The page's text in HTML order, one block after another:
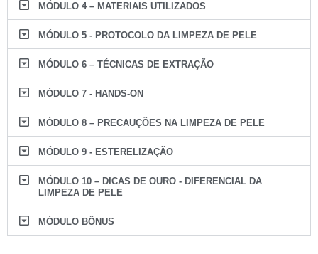
MÓDULO 4 – MATERIAIS UTILIZADOS
MÓDULO 5 - PROTOCOLO DA LIMPEZA DE PELE
MÓDULO 6 – TÉCNICAS DE EXTRAÇÃO
MÓDULO 7 - HANDS-ON
MÓDULO 8 – PRECAUÇÕES NA LIMPEZA DE PELE
MÓDULO 9 - ESTERELIZAÇÃO
MÓDULO 10 – DICAS DE OURO - DIFERENCIAL DA
LIMPEZA DE PELE
MÓDULO BÔNUS